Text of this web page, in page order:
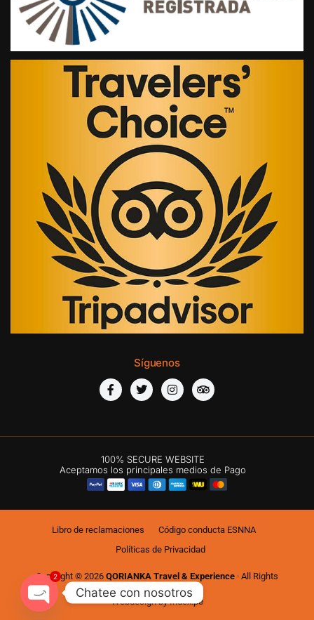
Síguenos
100% SECURE WEBSITE
Aceptamos los principales medios de Pago
Copyright © 2026 QORIANKA Travel & Experience · All Rights
Reserved
Webdesign byIndex.pe
Libro de reclamaciones
Código conducta ESNNA
Políticas de Privacidad
Chatee con nosotros
2